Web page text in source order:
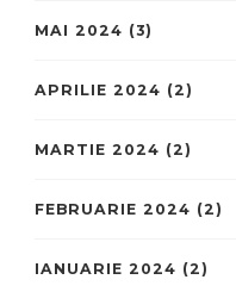
MAI 2024 (3)
APRILIE 2024 (2)
MARTIE 2024 (2)
FEBRUARIE 2024 (2)
IANUARIE 2024 (2)